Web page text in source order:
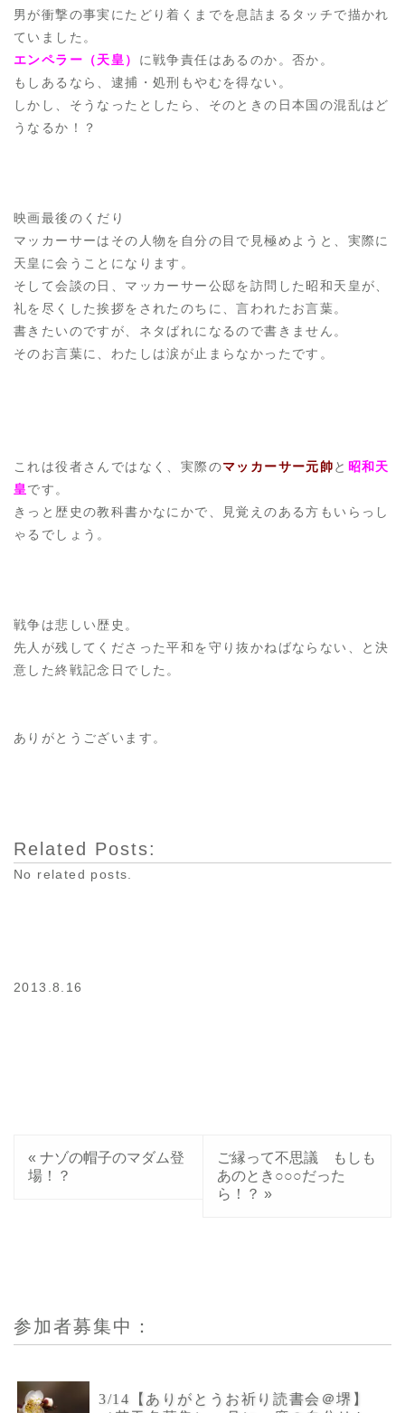
男が衝撃の事実にたどり着くまでを息詰まるタッチで描かれ
ていました。
エンペラー（天皇） に戦争責任はあるのか。否か。
もしあるなら、逮捕・処刑もやむを得ない。
しかし、そうなったとしたら、そのときの日本国の混乱はど
うなるか！？
映画最後のくだり
マッカーサーはその人物を自分の目で見極めようと、実際に
天皇に会うことになります。
そして会談の日、マッカーサー公邸を訪問した昭和天皇が、
礼を尽くした挨拶をされたのちに、言われたお言葉。
書きたいのですが、ネタばれになるので書きません。
そのお言葉に、わたしは涙が止まらなかったです。
これは役者さんではなく、実際のマッカーサー元帥と 昭和天
皇です。
きっと歴史の教科書かなにかで、見覚えのある方もいらっし
ゃるでしょう。
戦争は悲しい歴史。
先人が残してくださった平和を守り抜かねばならない、と決
意した終戦記念日でした。
ありがとうございます。
Related Posts:
No related posts.
2013.8.16
« ナゾの帽子のマダム登
場！？
ご縁って不思議 もしも
あのとき○○○だった
ら！？ »
参加者募集中：
3/14【ありがとうお祈り読書会＠堺】